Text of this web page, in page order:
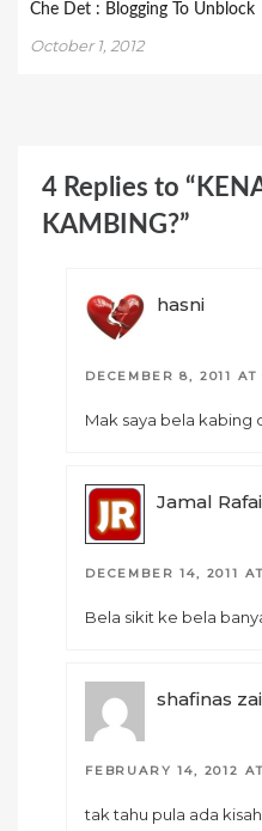
Che Det : Blogging To Unblock
October 1, 2012
4 Replies to
KAMBING?”
hasni
DECEMBER 8, 2011 AT
Mak saya bela kabing
Jamal
DECEMBER 14, 2011
Bela sikit ke bela
shafinas
FEBRUARY 14, 2012
tak tahu pula ada